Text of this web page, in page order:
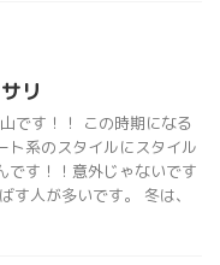
リ
です！！ この時期になる
ト系のスタイルにスタイル
です！！意外じゃないです
す人が多いです。 冬は、